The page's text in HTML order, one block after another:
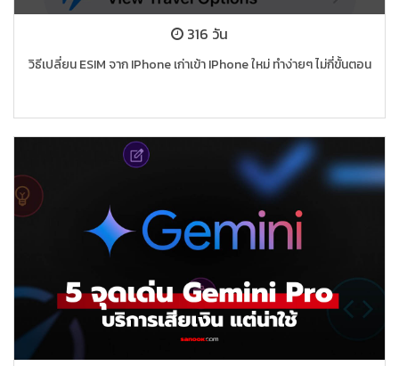
316 วัน
วิธีเปลี่ยน ESIM จาก IPhone เก่าเข้า IPhone ใหม่ ทำง่ายๆ ไม่กี่ขั้นตอน